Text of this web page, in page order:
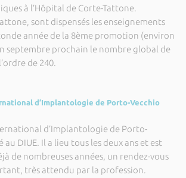
à l’Hôpital de Corte-Tattone.
sont dispensés les enseignements
année de la 8ème promotion (environ
septembre prochain le nombre global de
de 240.
d’Implantologie de Porto-Vecchio
d’Implantologie de Porto-
au DIUE. Il a lieu tous les deux ans et est
de nombreuses années, un rendez-vous
très attendu par la profession.